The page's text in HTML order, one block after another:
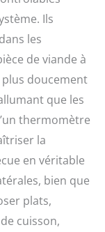
Ils
les
de viande à
doucement
que les
thermomètre
la
en véritable
bien que
plats,
cuisson,